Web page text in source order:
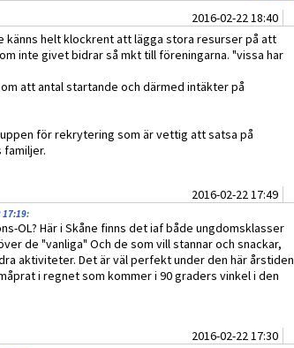
2016-02-22 18:40
känns helt klockrent att lägga stora resurser på att
inte givet bidrar så mkt till föreningarna. "vissa har
att antal startande och därmed intäkter på
för rekrytering som är vettig att satsa på
2016-02-22 17:49
17:19:
OL? Här i Skåne finns det iaf både ungdomsklasser
de "vanliga" Och de som vill stannar och snackar,
aktiviteter. Det är väl perfekt under den här årstiden
i regnet som kommer i 90 graders vinkel i den
2016-02-22 17:30